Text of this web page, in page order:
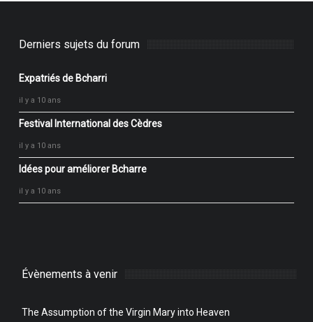
Derniers sujets du forum
Expatriés de Bcharri
il y a 10 ans
Festival International des Cèdres
il y a 10 ans
Idées pour améliorer Bcharre
il y a 10 ans
Évènements à venir
The Assumption of the Virgin Mary into Heaven